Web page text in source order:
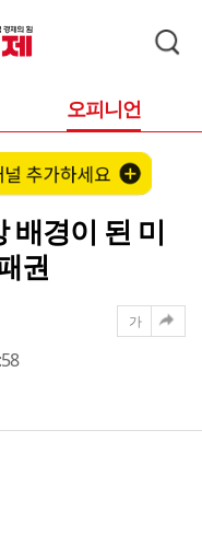
오피니언
배경이 된 미
권
가